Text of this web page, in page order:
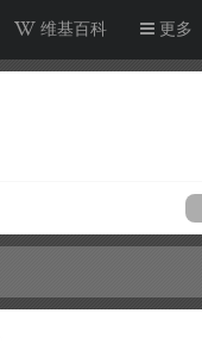
维基百科 更多